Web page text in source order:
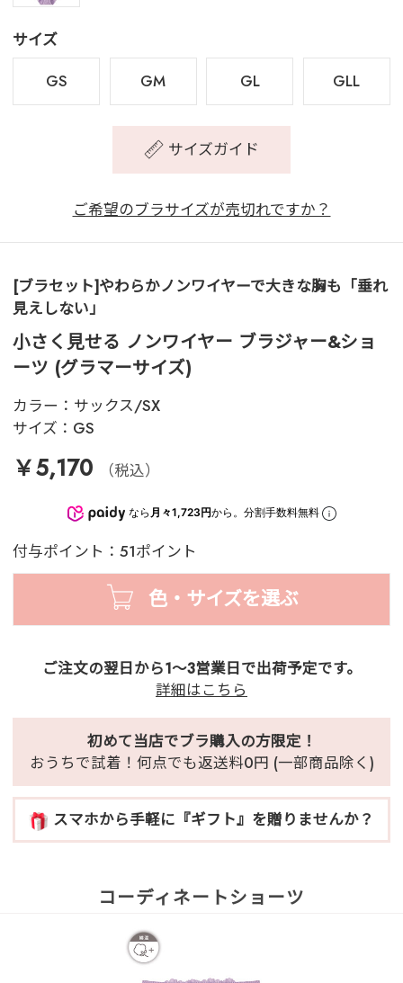
サイズ
GS
GM GL GLL
サイズガイド
ご希望のブラサイズが売切れですか？
[ブラセット]やわらかノンワイヤーで大きな胸も「垂れ
見えしない」
小さく見せる ノンワイヤー ブラジャー&ショ
ーツ (グラマーサイズ)
カラー： サックス/SX
サイズ： GS
￥5,170 （税込）
なら 月々1,723円から。分割手数料無料
付与ポイント：51ポイント
色・サイズを選ぶ
ご注文の翌日から1～3営業日で出荷予定です。
詳細はこちら
初めて当店でブラ購入の方限定！
おうちで試着！何点でも返送料0円 (一部商品除く)
スマホから手軽に『ギフト』を贈りませんか？
コーディネートショーツ